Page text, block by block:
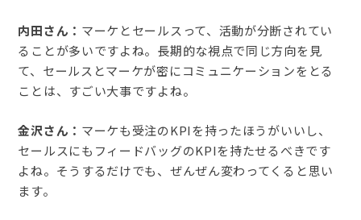
内田さん： マーケとセールスって、活動が分断されてい
ることが多いですよね。長期的な視点で同じ方向を見
て、セールスとマーケが密にコミュニケーションをとる
ことは、すごい大事ですよね。
金沢さん： マーケも受注のKPIを持ったほうがいいし、
セールスにもフィードバッグのKPIを持たせるべきです
よね。そうするだけでも、ぜんぜん変わってくると思い
ます。